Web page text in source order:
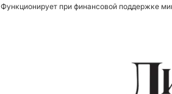
Функционирует при финансовой поддержке